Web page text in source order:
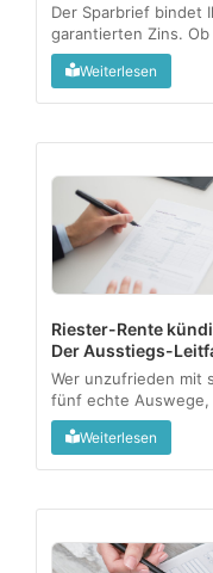
Der Sparbrief bindet
garantierten Zins.
oder ein Geldmarkt-
Verfuegbarkeit,
Weiterlesen
Riester-Rente
Der Ausstiegs-
Wer unzufrieden mit
fünf echte Auswege,
der teuerste. Dieser
und Steuervorteilen
Weiterlesen